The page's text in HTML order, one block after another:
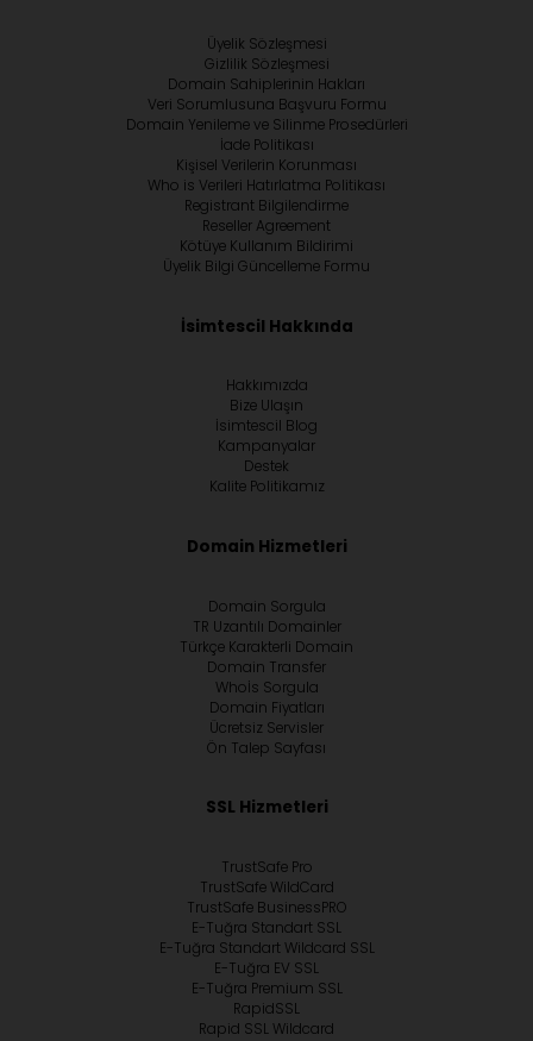
Üyelik Sözleşmesi
Gizlilik Sözleşmesi
Domain Sahiplerinin Hakları
Veri Sorumlusuna Başvuru Formu
Domain Yenileme ve Silinme Prosedürleri
İade Politikası
Kişisel Verilerin Korunması
Who is Verileri Hatırlatma Politikası
Registrant Bilgilendirme
Reseller Agreement
Kötüye Kullanım Bildirimi
Üyelik Bilgi Güncelleme Formu
İsimtescil Hakkında
Hakkımızda
Bize Ulaşın
İsimtescil Blog
Kampanyalar
Destek
Kalite Politikamız
Domain Hizmetleri
Domain Sorgula
TR Uzantılı Domainler
Türkçe Karakterli Domain
Domain Transfer
Whoİs Sorgula
Domain Fiyatları
Ücretsiz Servisler
Ön Talep Sayfası
SSL Hizmetleri
TrustSafe Pro
TrustSafe WildCard
TrustSafe BusinessPRO
E-Tuğra Standart SSL
E-Tuğra Standart Wildcard SSL
E-Tuğra EV SSL
E-Tuğra Premium SSL
RapidSSL
Rapid SSL Wildcard